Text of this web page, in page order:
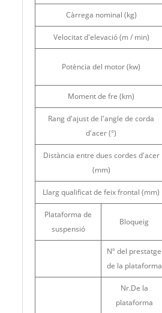
Càrrega nominal (kg)
Velocitat d'elevació (m / min)
Potència del motor (kw)
Moment de fre (km)
Rang d'ajust de l'angle de corda
d'acer (°)
Distància entre dues cordes d'acer
(mm)
Llarg qualificat de feix frontal (mm)
Plataforma de
suspensió
Bloqueig
Nº del prestatge
de la plataforma
Nr.De la
plataforma